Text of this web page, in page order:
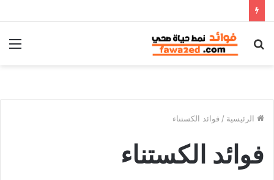
بحث
الرئيسية / فوائد الكستناء
فوائد الكستناء